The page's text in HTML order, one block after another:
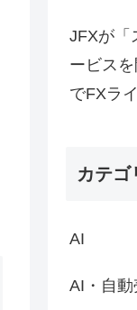
JFXが「
ービス
でFXラ
カテゴ
AI
AI・自動